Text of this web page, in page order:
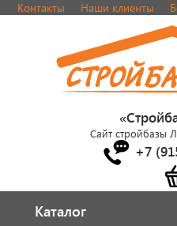
Контакты Наши клиенты
Сайт стройбазы
+7
Каталог
Каталог